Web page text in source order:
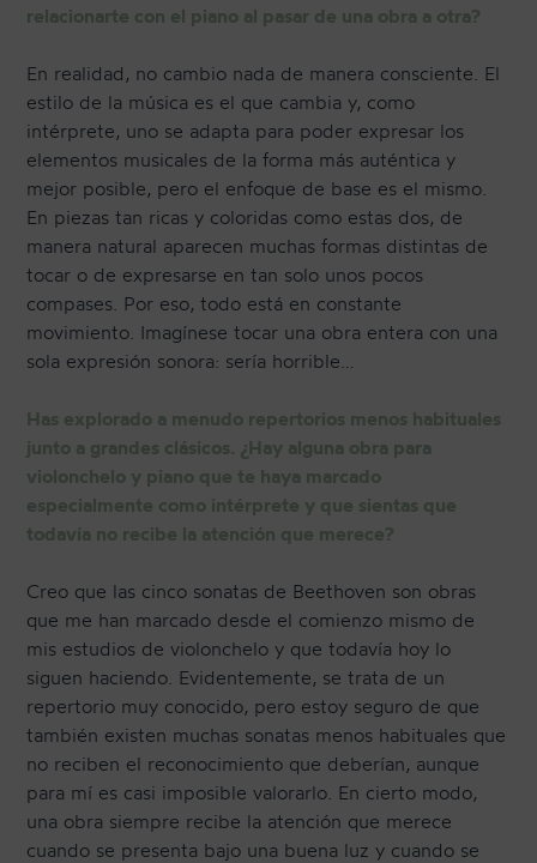
relacionarte con el piano al pasar de una obra a otra?
En realidad, no cambio nada de manera consciente. El
estilo de la música es el que cambia y, como
intérprete, uno se adapta para poder expresar los
elementos musicales de la forma más auténtica y
mejor posible, pero el enfoque de base es el mismo.
En piezas tan ricas y coloridas como estas dos, de
manera natural aparecen muchas formas distintas de
tocar o de expresarse en tan solo unos pocos
compases. Por eso, todo está en constante
movimiento. Imagínese tocar una obra entera con una
sola expresión sonora: sería horrible…
Has explorado a menudo repertorios menos habituales
junto a grandes clásicos. ¿Hay alguna obra para
violonchelo y piano que te haya marcado
especialmente como intérprete y que sientas que
todavía no recibe la atención que merece?
Creo que las cinco sonatas de Beethoven son obras
que me han marcado desde el comienzo mismo de
mis estudios de violonchelo y que todavía hoy lo
siguen haciendo. Evidentemente, se trata de un
repertorio muy conocido, pero estoy seguro de que
también existen muchas sonatas menos habituales que
no reciben el reconocimiento que deberían, aunque
para mí es casi imposible valorarlo. En cierto modo,
una obra siempre recibe la atención que merece
cuando se presenta bajo una buena luz y cuando se